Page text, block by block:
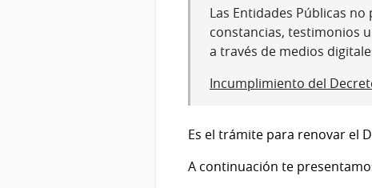
Las Entidades Públicas
constancias, testimonios
a través de medios
Incumplimiento del
Es el trámite para renovar el
A continuación te